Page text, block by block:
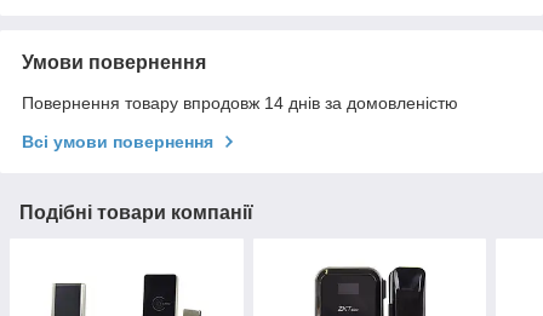
Умови повернення
Повернення товару впродовж 14 днів за домовленістю
Всі умови повернення
Подібні товари компанії